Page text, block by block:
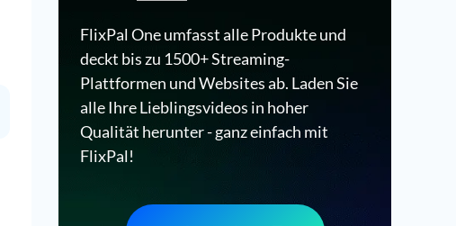
FlixPal One umfasst alle Produkte und
deckt bis zu 1500+ Streaming-
Plattformen und Websites ab. Laden Sie
alle Ihre Lieblingsvideos in hoher
Qualität herunter - ganz einfach mit
FlixPal!